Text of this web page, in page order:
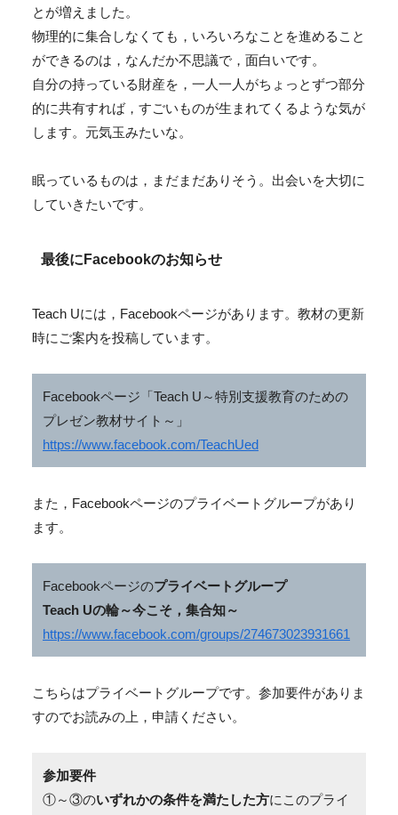
とが増えました。
物理的に集合しなくても，いろいろなことを進めること
ができるのは，なんだか不思議で，面白いです。
自分の持っている財産を，一人一人がちょっとずつ部分
的に共有すれば，すごいものが生まれてくるような気が
します。元気玉みたいな。
眠っているものは，まだまだありそう。出会いを大切に
していきたいです。
最後にFacebookのお知らせ
Teach Uには，Facebookページがあります。教材の更新
時にご案内を投稿しています。
Facebookページ「Teach U～特別支援教育のための
プレゼン教材サイト～」
https://www.facebook.com/TeachUed
また，Facebookページのプライベートグループがあり
ます。
Facebookページのプライベートグループ
Teach Uの輪～今こそ，集合知～
https://www.facebook.com/groups/274673023931661
こちらはプライベートグループです。参加要件がありま
すのでお読みの上，申請ください。
参加要件
①～③のいずれかの条件を満たした方にこのプライ